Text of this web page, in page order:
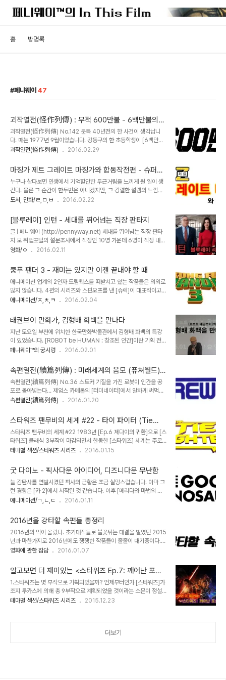
홈 방명록
페니웨이 47
괴작열전(怪作列傳) : 무적 600만불 - 6백만불의
사나이가 한국에 온 사연
괴작열전(怪作列傳) No.142 문득 40년전의 한 사건이 생각납니
다. 때는 1977년 9월이었습니다. 강동구의 한 초등학생이 [6백만불
의 사나이]를 보고 흉내를 내다가 교각에서 추락사한 사고가 발생했지
도 꽤 논란을 불러 일으켰습니다. 이 사건으로부터 몇 개월 후에 한 신
문에서 [6백만불의 사나이]의 감독인 윌리엄 제카라는 사람과의 인터
뷰 기사를 내보냅니다. 그 인터뷰 내용 가운데는 한국에서의 그 사건에
대해 언급하면서 TV 드라마의 역기능에 대해 의견을 묻는 대목도 나
오는데요, 돌아온 답변은 “미국에서도 그런 불상사가 있지만 극히 드
법을 가르쳐 줘야하는 건 부모의 책임이..
괴작열전(怪作列傳) 2016.02.29
마징가 제트 그레이트 마징가와 합동작전편 - 슈퍼로
봇사의 기념비적인 크로스오버
누구나 살다보면 인생에서 기억할만한 두근거림을 느끼게 될 일이 생
긴다. 물론 그 순간이 한두번은 아니겠지만, 그 강렬한 설렘의 느낌은
아마도 평생 지속될 만큼 강렬한 것이 될 것이다. 나에게도 그런 두근
게 해 주었던 기억은 1980년 4월 5일 아침에 일어났다. 여느 때와 다
름없는 식목일 오전이었지만 TV를 트는 순간 그만 내가 아직 꿈을 꾸
고 있는게 아닌가 하는 생각이 들었다. TV에서 만신창이가 된 (MBC
의) 마징가 제트를 (TBC의) 그레이트 마징가가 돕고 있는 장면이 나
오고 있었던 것이다! 그렇다. 식목일 특집으로 방영된 [마징거 제트와
이었다. 지금도 슈퍼로봇 ..
도서, 만화/ㄹ,ㅁ,ㅂ 2016.02.22
[블루레이] 인턴 - 세대를 뛰어넘는 직장 판타지
글 | 페니웨이 (http://pennyway.net)​ 세대를 뛰어넘는 직장 판타
지 모 취업포털의 설문조사에서 직장인 10명 가운데 6명이 직장 내에
서의 세대 차이로 스트레스를 받고 있다는 결과가 나왔다고 한다. 아날
취향, 업무시간에 대한 견해 차이 등 젊은 세대와 기성 세대의 차이는
오늘날 사회적 분열의 양상으로 번질 조짐까지 보이고 있다. 젊은 신입
사원은 고리타분한 설교를 늘어놓는 상사가 불편하고, 상사는 풋내나
는 신입이 어딘지 못마땅하다. 그렇다보니 직장 생활은 하루하루가 긴
장과 도전의 연속이다. 숨가쁘게 돌아가는 현실은 판타지를 동경하게
스오피스 1위를 차지했던..
영화/ㅇ 2016.02.11
쿵푸 팬더 3 - 재미는 있지만 이젠 끝내야 할 때
애니메이션 업계의 2인자 드림웍스를 떠받치고 있는 작품들은 의외로
많지 않습니다. 4편의 시리즈와 스핀오프를 낸 [슈렉]이 대표작이고,
[드래곤 길들이기] 같은 작품들은 좀처럼 후속편 버프를 크게 받지 못
중히 다루고 싶은 물건이 하나쯤은 있는 법. 그래서인지 [쿵푸 팬더]
프랜차이즈 만큼은 꽤 공들여서 제작하는 느낌입니다. 속편이 전작으
로부터 3년, 그리고 이번 [쿵푸 팬더 3]가 5년의 휴식기를 가졌으니
까요. 다른 작품들이 소모되는 주기와는 현저한 차이를 보이고 있죠.
홍콩 무협물에 대한 기막힌 이해를 보여주었던 1편과 출생의 비밀을
다. 5백년전 대사부 우그웨이와 질..
애니메이션/ㅈ,ㅊ,ㅋ 2016.02.04
태권브이 만화가, 김형배 화백을 만나다
지난 토요일 부천에 위치한 한국만화박물관에서 김형배 화백의 특강
이 있었습니다. [ROBOT be HUMAN : 창조된 인간]이란 기획 전시
의 연계 강좌로 진행된 이번 특강은 7,80년대 한국 SF만화의 대표 작
12월에는 [철인 캉타우]의 이정문 화백이 강의를 했었습니다. 아쉽게
도 그땐 참석을 못했지만 (...이라기 보단 넘 일찍 갔다가 그만 시간을
잘 못 맞춰서 스케줄 문제로 그냥 와버린 ㅜㅜ) 이번엔 꼭 참석하기로
마음 먹었었지요. 어쨌든 선착순 30명만 받아서인지 강의실이 꽉 찬
상태에서 강의가 시작되었습니다. 강의 내용은 SF장르에 대한 기초적
이라이트로 김형배 화..
페니웨이™의 궁시렁 2016.02.01
속편열전(續篇列傳) : 미래세계의 음모 (퓨쳐월드) -
공포로 다가온 문명의 이기
속편열전(續篇列傳) No.36 스토커 기질을 가진 로봇이 인간을 공
포로 몰아넣는다… 제임스 카메론의 [터미네이터]에서 알차게 써먹은
이 플롯은 원래 마이클 클라이튼의 [이색지대]에서 먼저 사용되었습니
나 로마제국, 혹은 서부시대의 생활을 직접 체험하고 즐길 수 있는 아
이디어를 실현시키지만 제어 시스템에 오류가 발생해 로봇들이 인간
을 습격한다는 내용이지요. [이색지대]에서의 백미는 명배우 율 브리
너가 연기한 ‘총잡이’ 로봇입니다. 무표정한 얼굴로 집요하게 주인공을
쫓는 그의 연기는 그간 선굵은 남성적인 캐릭터로 인기를 모았던 율 브
지금보면 촌스럽지만 페이스 오프한 얼굴에 기계..
속편열전(續篇列傳) 2016.01.20
스타워즈 팬무비의 세계 #22 - 타이 파이터 (Tie
Fighter)
스타워즈 팬무비의 세계 #22 1983년 [Ep.6 제다이의 귀환]으로 [스
타워즈] 클래식 3부작이 마감되면서 한동한 [스타워즈] 세계는 주로
팬덤에 의존하는 장기 공백기를 맞이하게 됩니다. 물론 세계관은 알게
기는 서서히 하강곡선을 그려가고 있었지요. 영화인이라기 보다는 사
업가에 더 가까웠던 조지 루카스는 ‘Lucasfilm Games’라는 자회
사를 설립해 영화 외의 콘텐츠를 통해 수익을 극대화 하는 방법을 모색
하고 있었습니다. 그가 콘솔 게임이 아닌 PC용 게임에 눈을 돌렸다는
점도 소프트웨어의 수익모델이 콘솔과 PC가 완전히 다르다는 점을 잘
밖의 사건으로 시작됩니다...
테마별 섹션/스타워즈 시리즈 2016.01.15
굿 다이노 - 픽사다운 아이디어, 디즈니다운 무난함
늘 감탄사를 연발시켰던 픽사의 근황은 조금 실망스럽습니다. 아마 그
런 경향은 [카 2]에서 시작된 것 같습니다. 이후 [메리다와 마법의 숲],
[몬스터 대학교] 등 어딘지 픽사스럽지 않은 범작으로 주춤거렸죠. 작
했으나 전성기 픽사의 역량에는 조금 못 미치는 작품이 아니었나 싶습
니다. 올 해 극장가 애니메이션의 첫 포문을 연 [굿 다이노]는 이미 북
미에선 작년에 개봉해 평가를 마친 작품입니다. 결과는 놀랍게도 픽사
사상 처음으로 손익 분기점을 넘기지 못한 실패작이 되고 말았지요. 조
금은 충격입니다. 외형상 아이들이 가장 좋아하는 공룡 캐릭터를 가지
을 가지고 있습니다. 이 ..
애니메이션/ㄱ,ㄴ,ㄷ 2016.01.11
2016년을 강타할 속편들 총정리
2016년의 막이 올랐다. 초기대작들로 불꽃튀는 대결을 벌였던 2015
년과 마찬가지로 2016년에도 쟁쟁한 작품들이 줄줄이 대기중이다.
그 중에서도 특별히 기대를 한 껏 모으고 있는 속편들에는 어떤 것들이
와 더불어 드림웍스의 간판 프렌차이즈인 [쿵푸 팬더]의 세번째 작품.
다소 김빠진다는 평을 받았던 2편의 여인영 감독과 [미 앤 마이 섀도
우]의 알레산드로 칼로니 감독이 공동연출을 맡았다. 전편의 주역들이
대부분 성우로 컴백하는 가운데, [위플래쉬]로 최근 주가를 높이고 있
는 J.K. 시몬스가 새로운 악당으로 참여한다. 잃어버린 줄 알았던 아버
영화에 관한 잡담 2016.01.07
알고보면 더 재미있는 <스타워즈 Ep.7: 깨어난 포스>
이야기 (1부)
1.스타워즈는 몇 부작으로 기획되었을까? 언제부터인가 [스타워즈]가
조지 루카스에 의해 총 9부작으로 계획되었을 것이라는 소문이 정설
로 자리잡게 되었다. 솔직히 이 말은 사실이 아니다. 혹자는 '[스타워
이하게도 스토리나 설정 부분이 아니라 바로 기술적인 부면들, 이를테
테마별 섹션/스타워즈 시리즈 2015.12.23
더보기